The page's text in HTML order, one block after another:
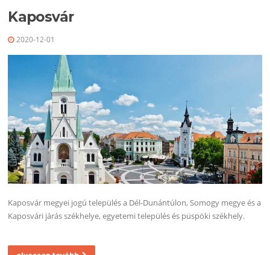
Kaposvár
2020-12-01
Kaposvár megyei jogú település a Dél-Dunántúlon, Somogy megye és a
Kaposvári járás székhelye, egyetemi település és püspöki székhely.